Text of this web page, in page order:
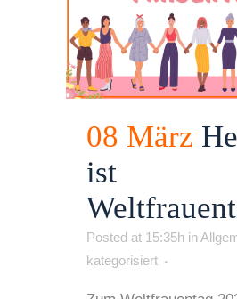
08 März
ist
Posted at 15:35h in
kategorisiert